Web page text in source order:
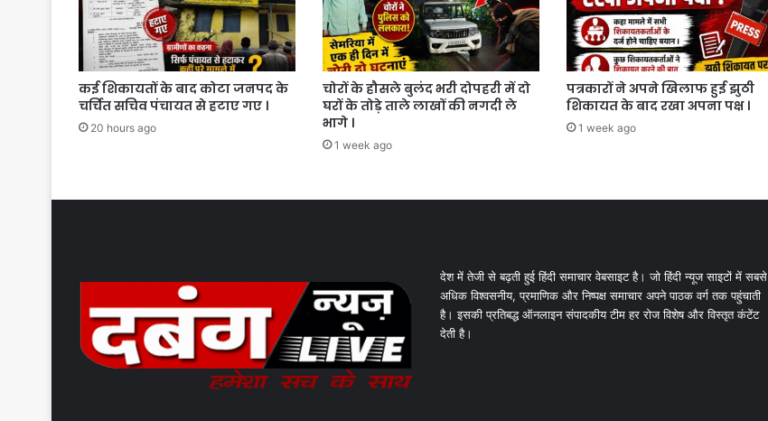
कई शिकायतों के बाद कोटा जनपद के
चर्चित सचिव पंचायत से हटाए गए ।
20 hours ago
चोरों के हौसले बुलंद भरी दोपहरी में दो
घरों के तोड़े ताले लाखों की नगदी ले
भागे ।
1 week ago
पत्रकारों ने अपने खिलाफ हुई झुठी
शिकायत के बाद रखा अपना पक्ष ।
1 week ago
देश में तेजी से बढ़ती हुई हिंदी समाचार वेबसाइट है। जो हिंदी न्यूज साइटों में सबसे
अधिक विश्वसनीय, प्रमाणिक और निष्पक्ष समाचार अपने पाठक वर्ग तक पहुंचाती
है। इसकी प्रतिबद्ध ऑनलाइन संपादकीय टीम हर रोज विशेष और विस्तृत कंटेंट
देती है।